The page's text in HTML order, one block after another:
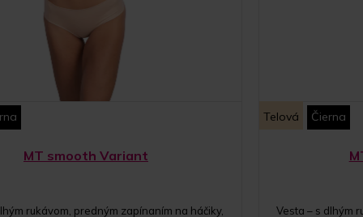
MT smooth Variant
rukávom, predným zapínaním na háčiky,
Telová Čierna
Vesta – s dlhým